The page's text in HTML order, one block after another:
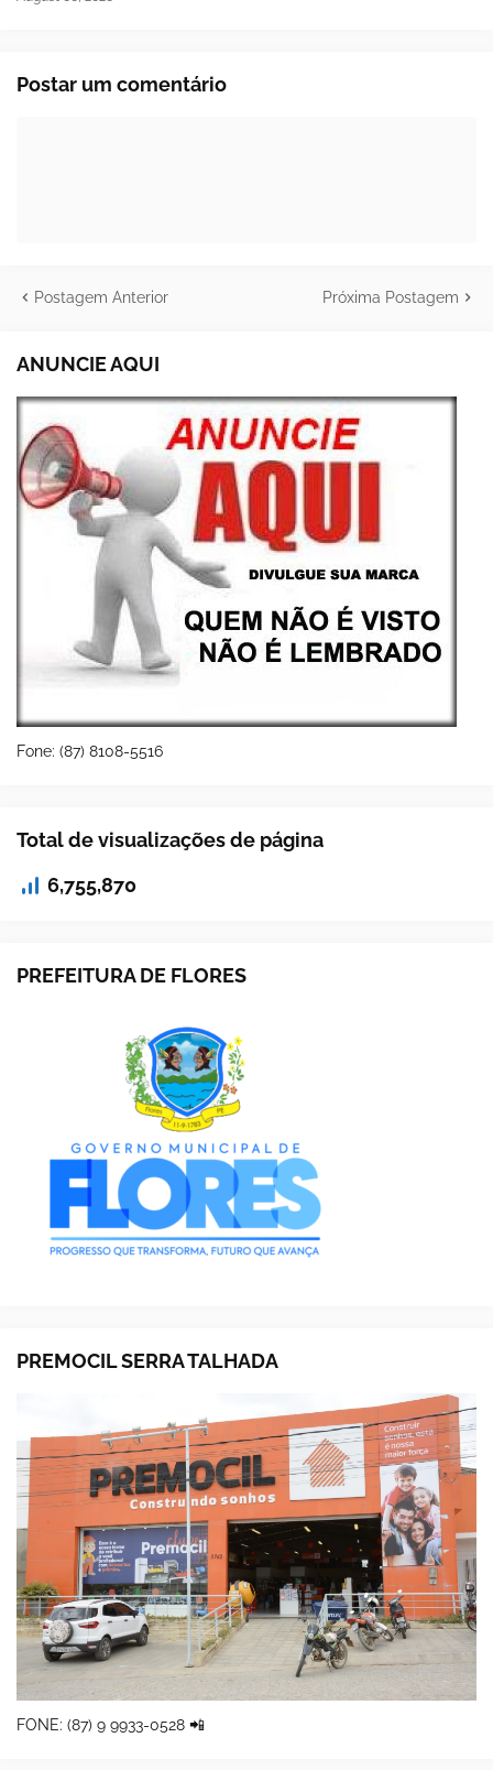
Postar um comentário
Postagem Anterior Próxima Postagem
ANUNCIE AQUI
Fone: (87) 8108-5516
Total de visualizações de página
6,755,870
PREFEITURA DE FLORES
PREMOCIL SERRA TALHADA
FONE: (87) 9 9933-0528 📲